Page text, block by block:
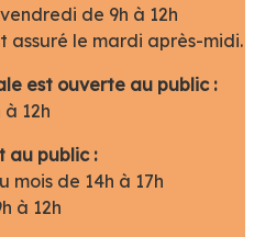
de 9h à 12h
assuré le mardi après-midi.
est ouverte au public :
12h
au public :
mois de 14h à 17h
à 12h